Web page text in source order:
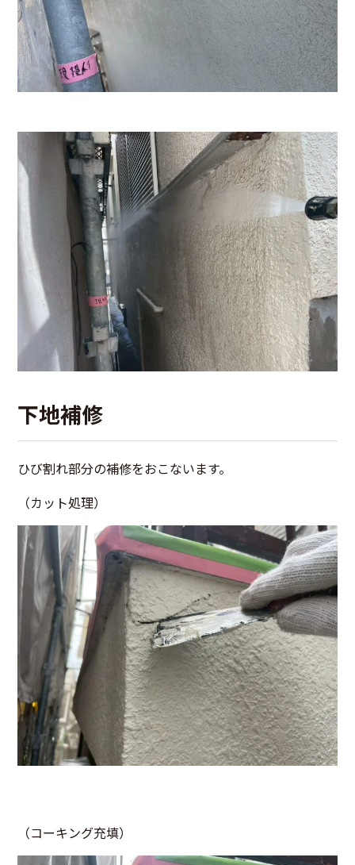
下地補修
ひび割れ部分の補修をおこないます。
（カット処理）
（コーキング充填）